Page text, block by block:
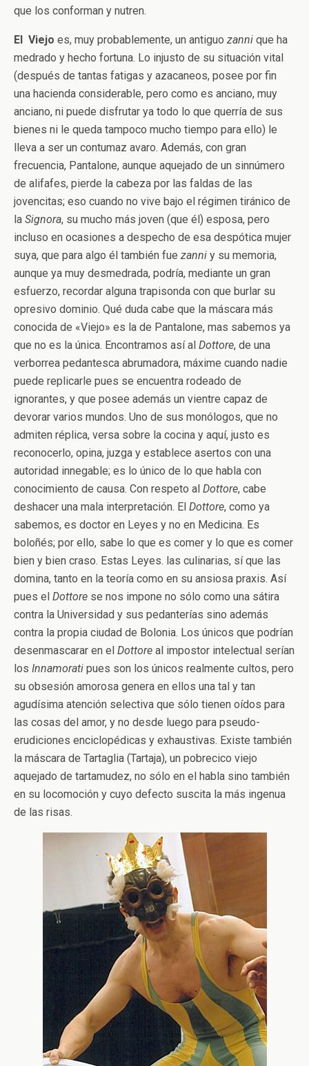
que los conforman y nutren.
El Viejo es, muy probablemente, un antiguo zanni que ha
medrado y hecho fortuna. Lo injusto de su situación vital
(después de tantas fatigas y azacaneos, posee por fin
una hacienda considerable, pero como es anciano, muy
anciano, ni puede disfrutar ya todo lo que querría de sus
bienes ni le queda tampoco mucho tiempo para ello) le
lleva a ser un contumaz avaro. Además, con gran
frecuencia, Pantalone, aunque aquejado de un sinnúmero
de alifafes, pierde la cabeza por las faldas de las
jovencitas; eso cuando no vive bajo el régimen tiránico de
la Signora, su mucho más joven (que él) esposa, pero
incluso en ocasiones a despecho de esa despótica mujer
suya, que para algo él también fue zanni y su memoria,
aunque ya muy desmedrada, podría, mediante un gran
esfuerzo, recordar alguna trapisonda con que burlar su
opresivo dominio. Qué duda cabe que la máscara más
conocida de «Viejo» es la de Pantalone, mas sabemos ya
que no es la única. Encontramos así al Dottore, de una
verborrea pedantesca abrumadora, máxime cuando nadie
puede replicarle pues se encuentra rodeado de
ignorantes, y que posee además un vientre capaz de
devorar varios mundos. Uno de sus monólogos, que no
admiten réplica, versa sobre la cocina y aquí, justo es
reconocerlo, opina, juzga y establece asertos con una
autoridad innegable; es lo único de lo que habla con
conocimiento de causa. Con respeto al Dottore, cabe
deshacer una mala interpretación. El Dottore, como ya
sabemos, es doctor en Leyes y no en Medicina. Es
boloñés; por ello, sabe lo que es comer y lo que es comer
bien y bien craso. Estas Leyes. las culinarias, sí que las
domina, tanto en la teoría como en su ansiosa praxis. Así
pues el Dottore se nos impone no sólo como una sátira
contra la Universidad y sus pedanterías sino además
contra la propia ciudad de Bolonia. Los únicos que podrían
desenmascarar en el Dottore al impostor intelectual serían
los Innamorati pues son los únicos realmente cultos, pero
su obsesión amorosa genera en ellos una tal y tan
agudísima atención selectiva que sólo tienen oídos para
las cosas del amor, y no desde luego para pseudo-
erudiciones enciclopédicas y exhaustivas. Existe también
la máscara de Tartaglia (Tartaja), un pobrecico viejo
aquejado de tartamudez, no sólo en el habla sino también
en su locomoción y cuyo defecto suscita la más ingenua
de las risas.